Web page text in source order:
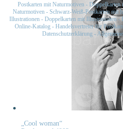
„Cool woman“
Postkarten mit Naturmotiven - Doppelkarten
Naturmotiven- Schwarz-Weiß-Postkarten mit
Illustrationen - Doppelkarten mit Illustrationen-
Online-Katalog - Handelsvertreter für
Datenschutzerklärung-